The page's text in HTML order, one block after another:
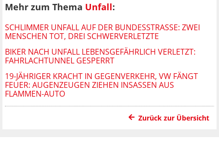
Mehr zum Thema Unfall:
SCHLIMMER UNFALL AUF DER BUNDESSTRASSE: ZWEI M
ENSCHEN TOT, DREI SCHWERVERLETZTE
BIKER NACH UNFALL LEBENSGEFÄHRLICH VERLETZT:
FAHRLACHTUNNEL GESPERRT
19-JÄHRIGER KRACHT IN GEGENVERKEHR, VW FÄNGT
FEUER: AUGENZEUGEN ZIEHEN INSASSEN AUS
FLAMMEN-AUTO
Zurück zur Übersicht